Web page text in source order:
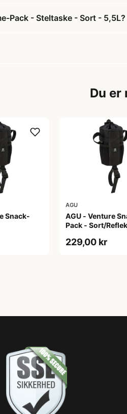
Pack - Steltaske - Sort - 5,5L?
Du er
Snack-
AGU
AGU - Venture
Pack - Sort/
229,00 kr